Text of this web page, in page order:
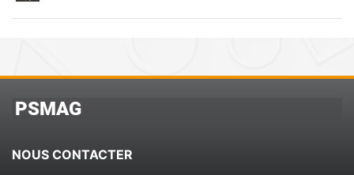
PSMAG
NOUS CONTACTER